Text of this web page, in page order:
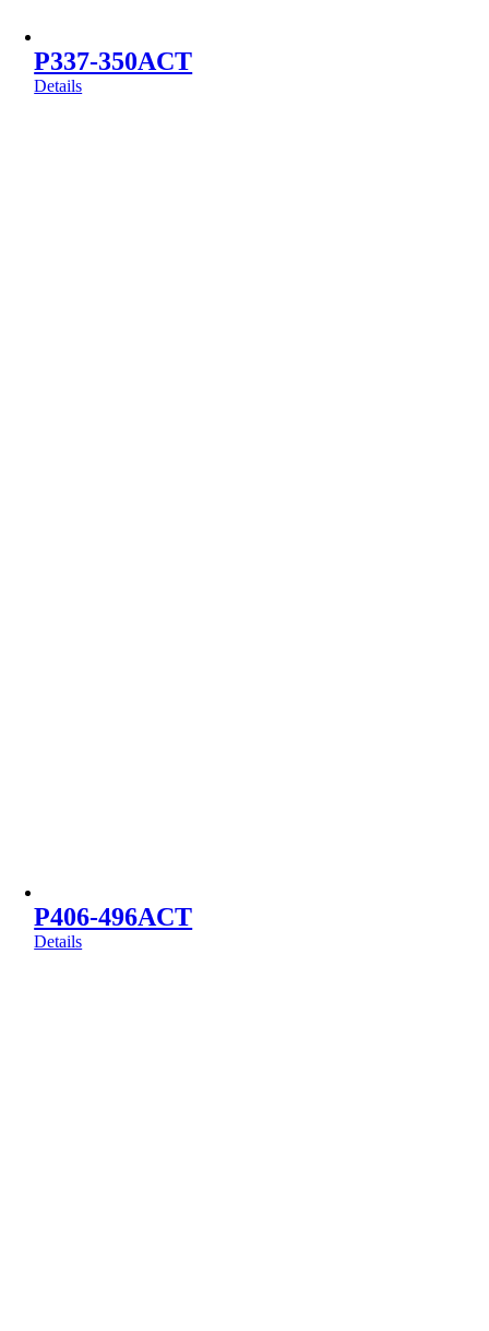
P337-350ACT
Details
P406-496ACT
Details